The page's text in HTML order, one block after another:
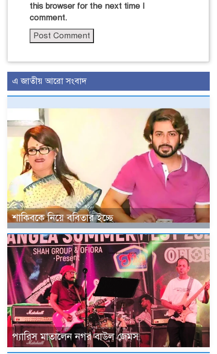
this browser for the next time I
comment.
এ জাতীয় আরো সংবাদ
শাকিবকে নিয়ে ববিতার ইচ্ছে
প্যারিস মাতালেন নগর বাউল জেমস